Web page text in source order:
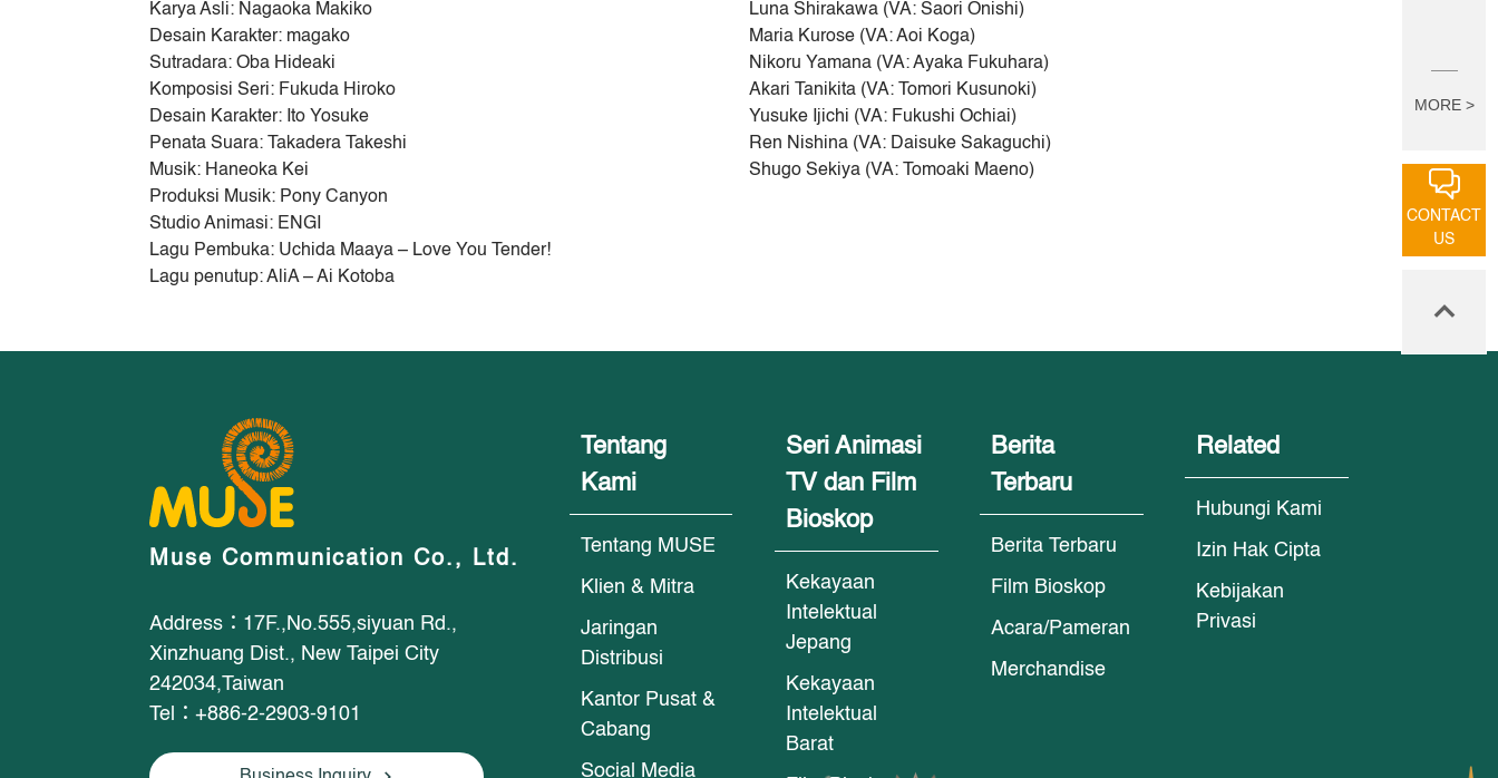
Karya Asli: Nagaoka Makiko
Desain Karakter: magako
Sutradara: Oba Hideaki
Komposisi Seri: Fukuda Hiroko
Desain Karakter: Ito Yosuke
Penata Suara: Takadera Takeshi
Musik: Haneoka Kei
Produksi Musik: Pony Canyon
Studio Animasi: ENGI
Lagu Pembuka: Uchida Maaya – Love You Tender!
Lagu penutup: AliA – Ai Kotoba
Luna Shirakawa (VA: Saori Onishi)
Maria Kurose (VA: Aoi Koga)
Nikoru Yamana (VA: Ayaka Fukuhara)
Akari Tanikita (VA: Tomori Kusunoki)
Yusuke Ijichi (VA: Fukushi Ochiai)
Ren Nishina (VA: Daisuke Sakaguchi)
Shugo Sekiya (VA: Tomoaki Maeno)
Muse Communication Co., Ltd.
Address：17F.,No.555,siyuan Rd.,
Xinzhuang Dist., New Taipei City
242034,Taiwan
Tel：+886-2-2903-9101
Tentang
Kami
Tentang MUSE
Klien & Mitra
Jaringan
Distribusi
Kantor Pusat &
Cabang
Social Media
Seri Animasi
TV dan Film
Bioskop
Kekayaan
Intelektual
Jepang
Kekayaan
Intelektual
Barat
Berita
Terbaru
Berita Terbaru
Film Bioskop
Acara/Pameran
Merchandise
Related
Hubungi Kami
Izin Hak Cipta
Kebijakan
Privasi
MORE >
CONTACT
US